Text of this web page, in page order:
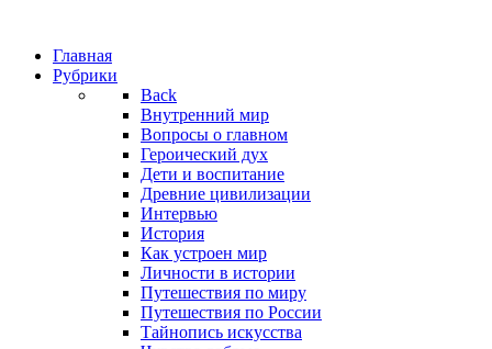
Главная
Рубрики
Back
Внутренний мир
Вопросы о главном
Героический дух
Дети и воспитание
Древние цивилизации
Интервью
История
Как устроен мир
Личности в истории
Путешествия по миру
Путешествия по России
Тайнопись искусства